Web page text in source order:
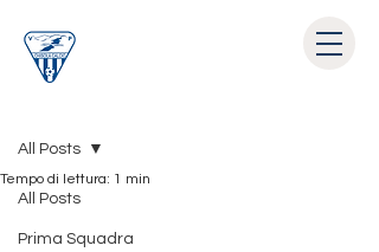
All Posts
Prima Squadra
All Posts
Tempo di lettura: 1 min